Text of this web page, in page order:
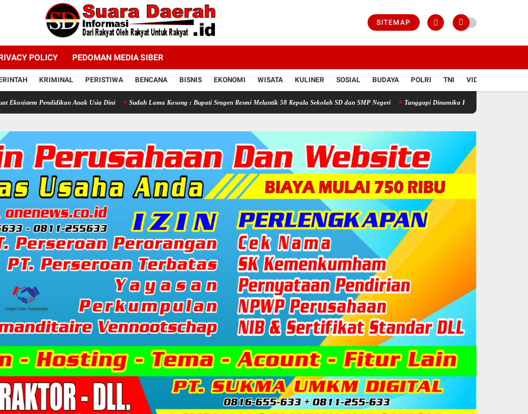
SITEMAP
POLICY PEDOMAN MEDIA SIBER
KRIMINAL PERISTIWA BENCANA BISNIS EKONOMI WISATA KULINER SOSIAL BUDAYA POLRI TNI VIDIO
Anak Usia Dini Sudah Lama Kosong : Bupati Sragen Resmi Melantik 58 Kepala Sekolah SD dan SMP Negeri Tanggapi Dinamika Pemilihan BPD, Dinas PMD